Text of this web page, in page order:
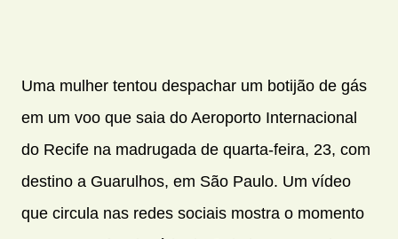
Uma mulher tentou despachar um botijão de gás
em um voo que saia do Aeroporto Internacional
do Recife na madrugada de quarta-feira, 23, com
destino a Guarulhos, em São Paulo. Um vídeo
que circula nas redes sociais mostra o momento